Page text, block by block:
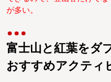
が多い。
富士山と紅葉をダ
おすすめアクティ